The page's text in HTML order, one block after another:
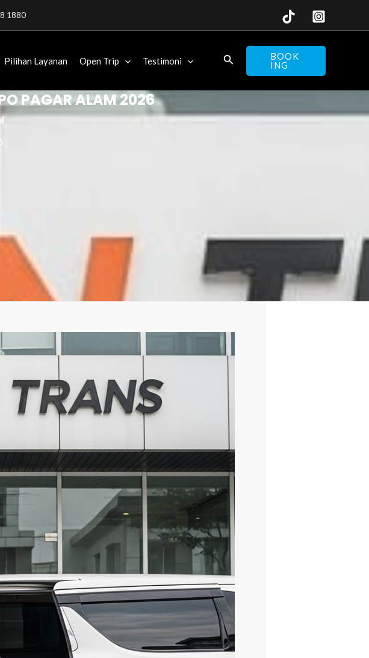
1880
Pilihan Layanan Open Trip Testimoni
BOOK
ING
PAGAR ALAM 2026